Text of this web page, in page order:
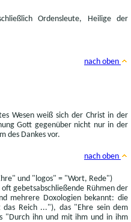
Ordensleute, Heilige der
nach oben
Wesen weiß sich der Christ in der
Gott gegenüber nicht nur in der
des Dankes vor.
nach oben
und "logos" = "Wort, Rede")
gebetsabschließende Rühmen der
mehrere Doxologien bekannt: die
das Reich ..."), das "Ehre sein dem
"Durch ihn und mit ihm und in ihm